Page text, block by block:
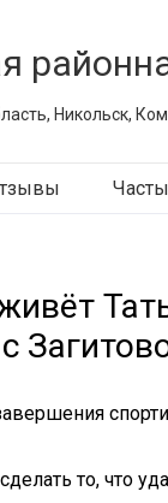
Никольск,
то, что